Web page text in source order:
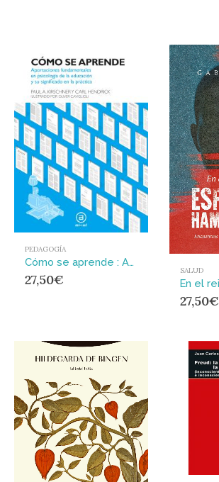
PEDAGOGÍA
Cómo se aprende : Aportaciones fundamentales en psicología de la educación y su significado en la práctica
27,50€
SALUD
27,50€